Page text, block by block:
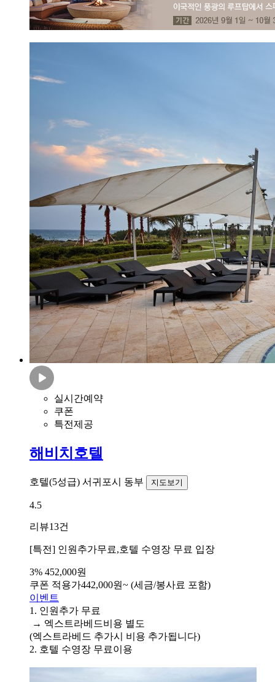
실시간예약
쿠폰
특전제공
해비치호텔
호텔(5성급) 서귀포시 동부 지도보기
4.5
리뷰13건
[특전] 인원추가무료,호텔 수영장 무료 입장
3% 452,000원
쿠폰 적용가442,000원~ (세금/봉사료 포함)
이벤트
1. 인원추가 무료
→ 엑스트라베드비용 별도
(엑스트라베드 추가시 비용 추가됩니다)
2. 호텔 수영장 무료이용